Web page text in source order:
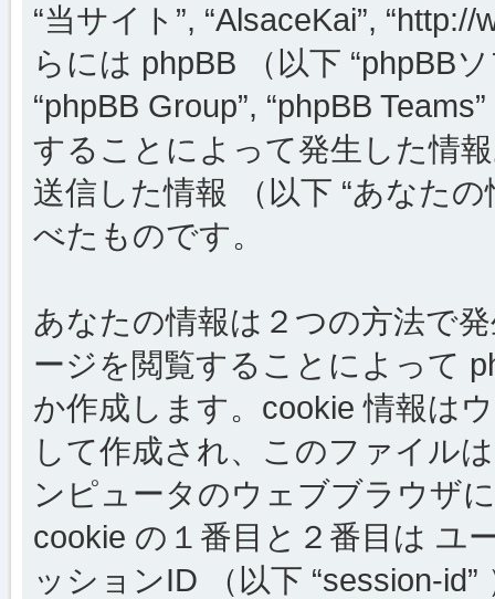
“当サイト”, “AlsaceKai”,
らには phpBB （以下 “phpBB
“phpBB Group”, “phpBB
することによって発生した情
送信した情報 （以下 “あなた
べたものです。
あなたの情報は２つの方法で
ージを閲覧することによって
か作成します。cookie 情報は
して作成され、このファイル
ンピュータのウェブブラウザ
cookie の１番目と２番目は ユ
ッションID （以下 “session-